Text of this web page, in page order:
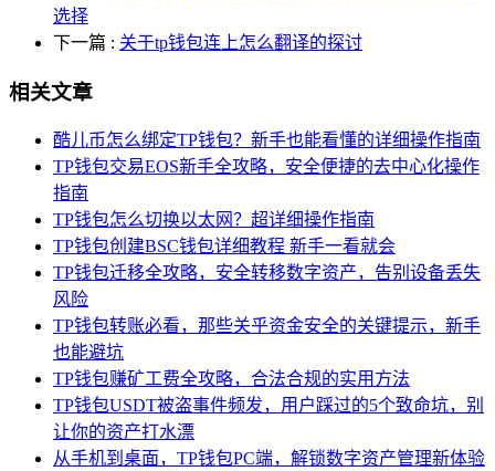
选择
下一篇 : 关于tp钱包连上怎么翻译的探讨
相关文章
酷儿币怎么绑定TP钱包？新手也能看懂的详细操作指南
TP钱包交易EOS新手全攻略，安全便捷的去中心化操作
指南
TP钱包怎么切换以太网？超详细操作指南
TP钱包创建BSC钱包详细教程 新手一看就会
TP钱包迁移全攻略，安全转移数字资产，告别设备丢失
风险
TP钱包转账必看，那些关乎资金安全的关键提示，新手
也能避坑
TP钱包赚矿工费全攻略，合法合规的实用方法
TP钱包USDT被盗事件频发，用户踩过的5个致命坑，别
让你的资产打水漂
从手机到桌面，TP钱包PC端，解锁数字资产管理新体验